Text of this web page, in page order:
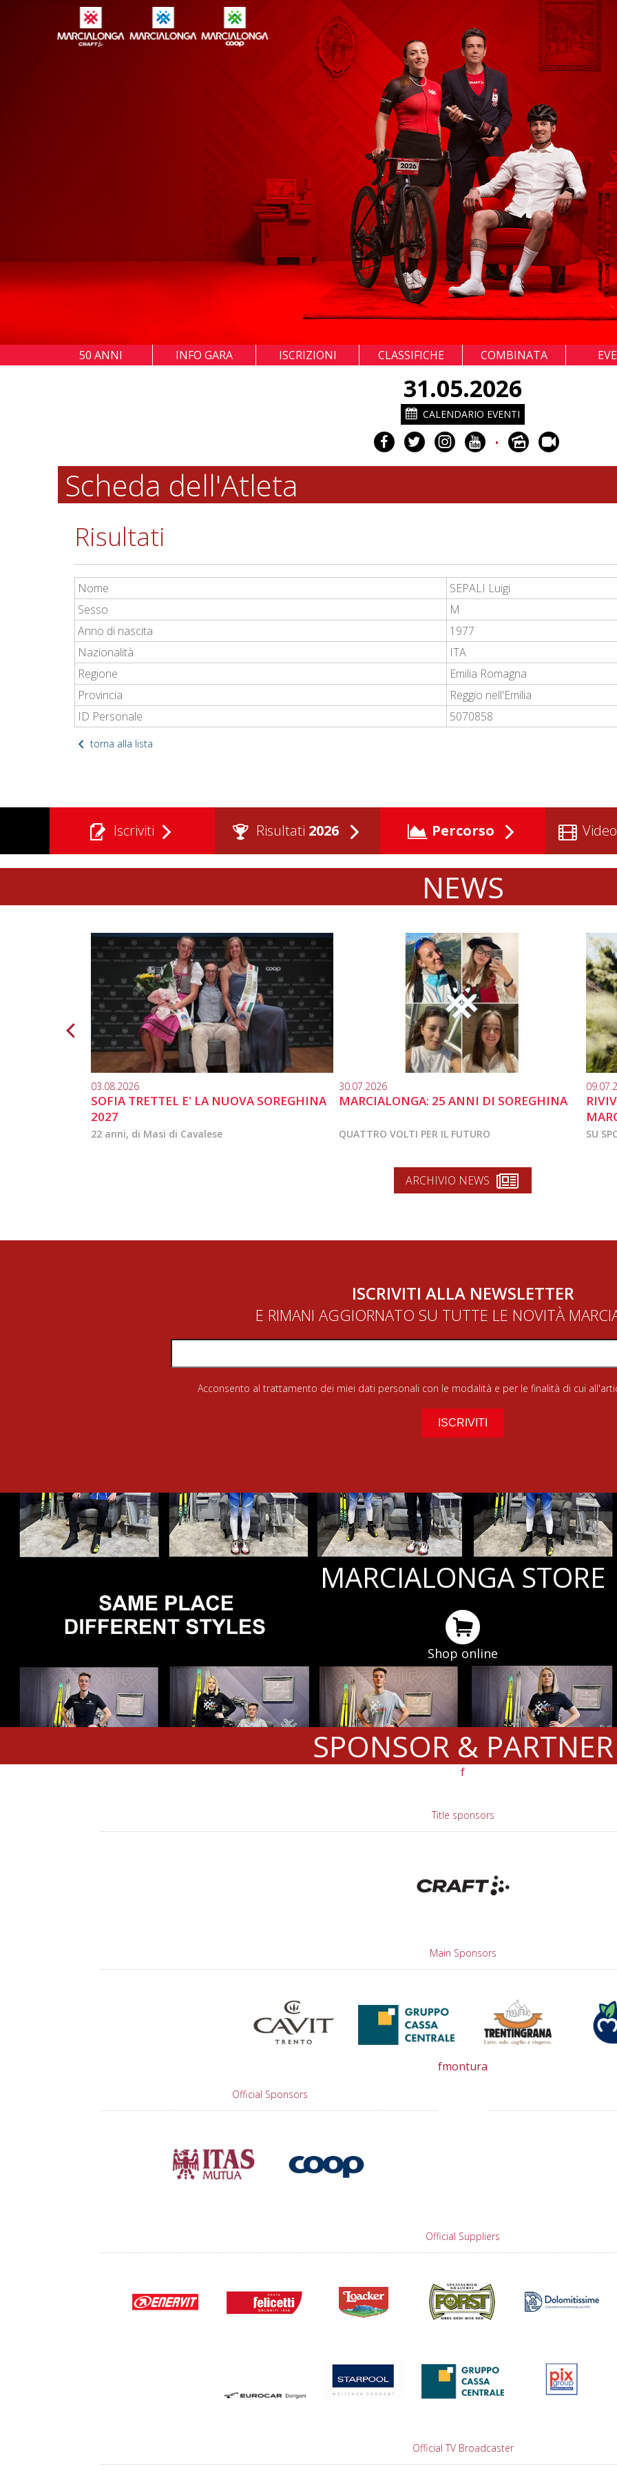
50 ANNI INFO GARA ISCRIZIONI CLASSIFICHE COMBINATA
31.05.2026
CALENDARIO EVENTI
•
Scheda dell'Atleta
Risultati
Nome
SEPALI Luigi
Sesso
M
Anno di nascita
1977
Nazionalità
ITA
Regione
Emilia Romagna
Provincia
Reggio nell'Emilia
ID Personale
5070858
torna alla lista
Iscriviti Risultati 2026 Percorso Video
NEWS
03.08.2026
SOFIA TRETTEL E' LA NUOVA SOREGHINA
2027
22 anni, di Masi di Cavalese
30.07.2026
MARCIALONGA: 25 ANNI DI SOREGHINA
QUATTRO VOLTI PER IL FUTURO SU
ARCHIVIO NEWS
ISCRIVITI ALLA NEWSLETTER
E RIMANI AGGIORNATO SU TUTTE LE NOVITÀ
Acconsento al trattamento dei miei dati personali con le modalità e per le finalità di cui
MARCIALONGA STORE
Shop online
SPONSOR & PARTNER
f
Title sponsors
Main Sponsors
Official Sponsors
fmontura
Official Suppliers
Official TV Broadcaster